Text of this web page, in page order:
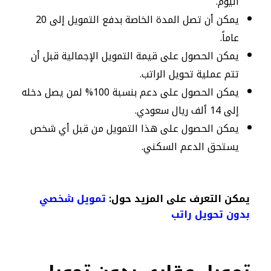
يمكن أن تصل المدة الخاصة بدفع التمويل إلى 20
عاماً.
يمكن الحصول على قيمة التمويل الإجمالية قبل أن
تتم عملية تحويل الراتب.
يمكن الحصول على دعم بنسبة 100% لمن يصل دخله
إلى 14 ألف ريال سعودي.
يمكن الحصول على هذا التمويل من قبل أي شخص
يستحق الدعم السكني.
يمكن التعرف على المزيد حول: تمويل شخصي
بدون تحويل راتب